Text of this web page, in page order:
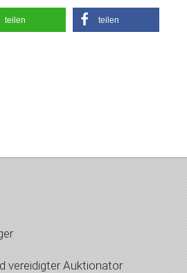
teilen teilen
vereidigter Auktionator